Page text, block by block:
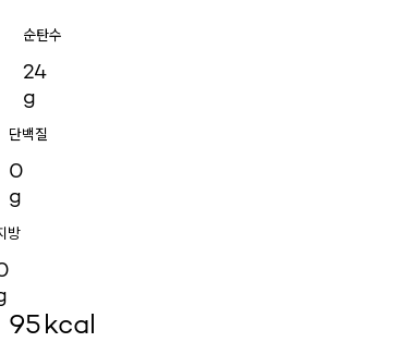
순탄수
24
g
단백질
0
g
방
95kcal